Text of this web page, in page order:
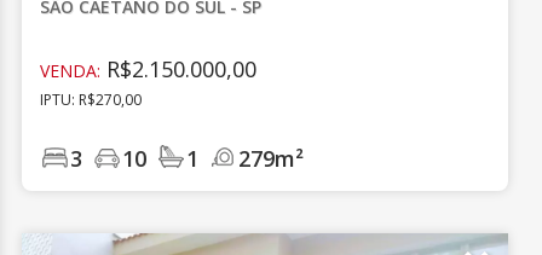
SÃO CAETANO DO SUL - SP
VENDA: R$2.150.000,00
IPTU: R$270,00
3 10 1 279m²